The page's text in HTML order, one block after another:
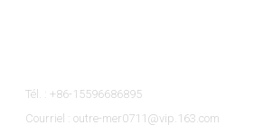
Tél. : +86-15596686895
Courriel : outre-mer0711@vip.163.com